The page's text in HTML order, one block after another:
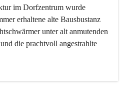
im Dorfzentrum wurde
erhaltene alte Bausbustanz
unter alt anmutenden
die prachtvoll angestrahlte
nicht mehr, ist aber integrativer